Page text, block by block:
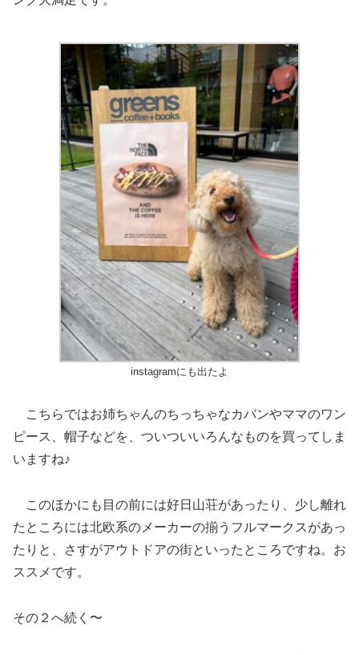
instagramにも出たよ
こちらではお姉ちゃんのちっちゃなカバンやママのワン
ピース、帽子などを、ついついいろんなものを買ってしま
いますね♪
このほかにも目の前には好日山荘があったり、少し離れ
たところには北欧系のメーカーの揃うフルマークスがあっ
たりと、さすがアウトドアの街といったところですね。お
ススメです。
その２へ続く〜